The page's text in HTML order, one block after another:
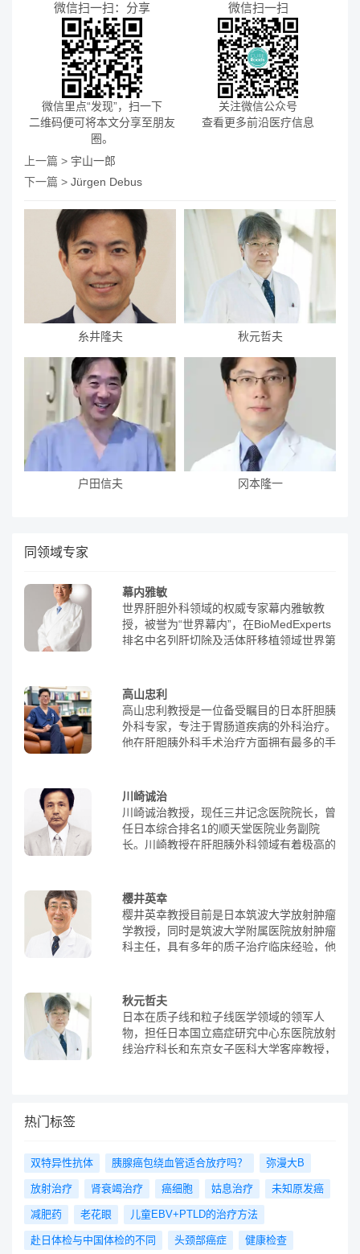
微信扫一扫：分享
微信里点“发现”，扫一下
二维码便可将本文分享至朋友
圈。
微信扫一扫
关注微信公众号
查看更多前沿医疗信息
上一篇 > 宇山一郎
下一篇 > Jürgen Debus
糸井隆夫 秋元哲夫
户田信夫 冈本隆一
同领域专家
幕内雅敏
世界肝胆外科领域的权威专家幕内雅敏教
授，被誉为“世界幕内”，在BioMedExperts
排名中名列肝切除及活体肝移植领域世界第
肝胆胰外科学会的多项权威奖项，如2010-
2017年度best doctor、2015年IASGO名誉
研究金、2014年日本超声医学会特别学会
奖、日本肝脏学会功劳奖等。NHK电视台
他根据自己近40年的从医经验著作的《幕
内肝脏外科学》被翻译成中文，成为肝胆胰
外科医生必读的书籍之一。
高山忠利
高山忠利教授是一位备受瞩目的日本肝胆胰
外科专家，专注于胃肠道疾病的外科治疗。
他在肝胆胰外科手术治疗方面拥有最多的手
科主任、日本大学医学部教授、日本肝脏学
会理事以及日本外科学会评议员。高山忠利
教授以细致加革新的态度领导着肝胆胰癌症
的外科治疗团队。他开发了“高山术式”，这
的部分。据《病院の実力・讀賣新聞》报
道，高山教授连续8年(2008-2015年)在肝
癌手术方面排名全国第一。同样，据《いい
病院・朝日新聞》报道，2011年高山教授
右铭的高山忠利教授在肝胆胰外科领域获得
了多项权威奖项，包括2001年第五届日本
肝病学会奖(织田奖)、2001年东京医学会医
学研究奖、2016年第六届日本胃肠病外科
川崎诚治
川崎诚治教授，现任三井记念医院院长，曾
任日本综合排名1的顺天堂医院业务副院
长。川崎教授在肝胆胰外科领域有着极高的
科权威大师幕内雅敏钦定为接班人。川崎教
授擅长肝、胰腺、胆管癌的外科手术切除
术，其中在肝部手术中难度较复杂的肝移植
手术，川崎教授治疗后的五年生存率达到惊
生存率：5年78%)。另外，肝癌、胆管癌、
胰腺癌因恶性程度高、预后差，其发病率和
死亡率均位居前列，晚期患者平均生存期只
有3个月 ，是全世界面临的难题。日本历来
1% ，川崎教授的数据：死亡率为0 。日本
临床常用的治疗方针是尽量减轻患者的负
担，尽量做微创，川崎教授所在的三井记念
医院也是如此，该院引进了腹腔镜手术、胸
腔镜手术以及达芬奇机器人手术，来减轻患
者的疼痛负担，减少患者的住院时间。川崎
樱井英幸
樱井英幸教授目前是日本筑波大学放射肿瘤
学教授，同时是筑波大学附属医院放射肿瘤
科主任，具有多年的质子治疗临床经验，他
方面在全球极富盛名，儿童脊索瘤治疗数据
居世界一位，根据相关研究数据，经樱井教
授诊治后采用质子治疗的脊髓脊索瘤5年生
存率高达84%；颅内脊索瘤5年生存率高达
质子治疗技术。他和他的团队是世界上第一
个使用质子束疗法治疗深部癌症，如肝癌
等，其治疗方法已成为全球标准。此外，他
还在X射线治疗和近距离放射治疗方面有丰
富的经验，能够充分利用每种放疗的特点，
为患者提供最佳治疗方案。此外，樱井教授
秋元哲夫
日本在质子线和粒子线医学领域的领军人
物，担任日本国立癌症研究中心东医院放射
线治疗科长和东京女子医科大学客座教授，
始临床应用的。该院成立于1992年，拥有
425张病床，其肿瘤治疗特色为质子治疗。
在质子治疗方面，该院的临床经验位居世界
前列。此外，该院科研实力雄厚，不仅拥有
临床医学专业人才，还有数名医学物理专业
的稀有人才，参与先进的质子治疗技能的研
热门标签
双特异性抗体 胰腺癌包绕血管适合放疗吗？ 弥漫大B
放射治疗 肾衰竭治疗 癌细胞 姑息治疗 未知原发癌
减肥药 老花眼 儿童EBV+PTLD的治疗方法
赴日体检与中国体检的不同 头颈部癌症 健康检查